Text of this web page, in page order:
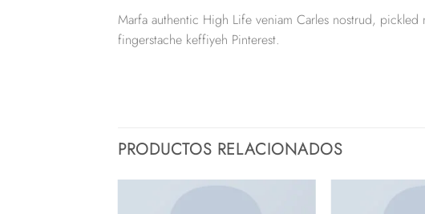
Marfa authentic High Life veniam Carles nostrud,
fingerstache keffiyeh Pinterest.
PRODUCTOS RELACIONADOS